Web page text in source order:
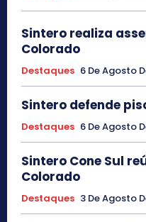
Sintero realiza
Colorado
Destaques 6 De Agosto
Sintero defende
Destaques 6 De Agosto
Sintero Cone Sul
Colorado
Destaques 3 De Agosto